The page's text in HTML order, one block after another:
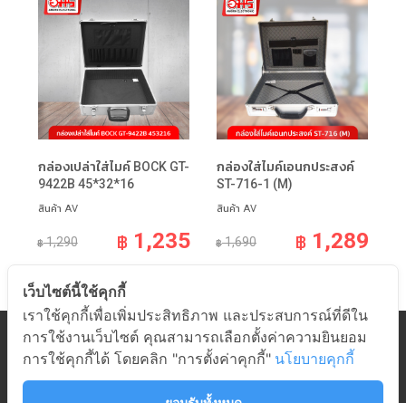
กล่องเปล่าใส่ไมค์ BOCK GT-
9422B 45*32*16
สินค้า AV
฿1,290 ฿ 1,235
กล่องใส่ไมค์เอนกประสงค์
ST-716-1 (M)
สินค้า AV
฿1,690 ฿ 1,289
หมวดสินค้า
เกี่ยวกับอมร
ช่วยเหลือ
เว็บไซต์นี้ใช้คุกกี้
เราใช้คุกกี้เพื่อเพิ่มประสิทธิภาพ และประสบการณ์ที่ดีใน
การใช้งานเว็บไซต์ คุณสามารถเลือกตั้งค่าความยินยอม
การใช้คุกกี้ได้ โดยคลิก "การตั้งค่าคุกกี้" นโยบายคุกกี้